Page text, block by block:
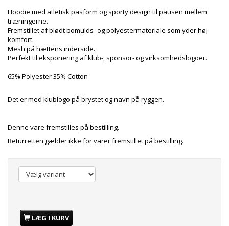
Hoodie med atletisk pasform og sporty design til pausen mellem
træningerne.
Fremstillet af blødt bomulds- og polyestermateriale som yder høj
komfort.
Mesh på hættens inderside.
Perfekt til eksponering af klub-, sponsor- og virksomhedslogoer.
65% Polyester 35% Cotton
Det er med klublogo på brystet og navn på ryggen.
Denne vare fremstilles på bestilling.
Returretten gælder ikke for varer fremstillet på bestilling.
LÆG I KURV